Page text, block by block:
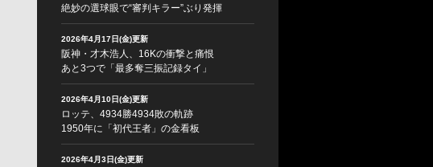
絶妙の選球眼で“審判キラー”ぶり発揮
2026年4月17日(金)更新
阪神・才木浩人、16Kの衝撃と痛恨
あと3つで「最多奪三振記録タイ」
2026年4月10日(金)更新
ロッテ、4934勝4934敗の軌跡
1950年に「初代王者」の金看板
2026年4月3日(金)更新